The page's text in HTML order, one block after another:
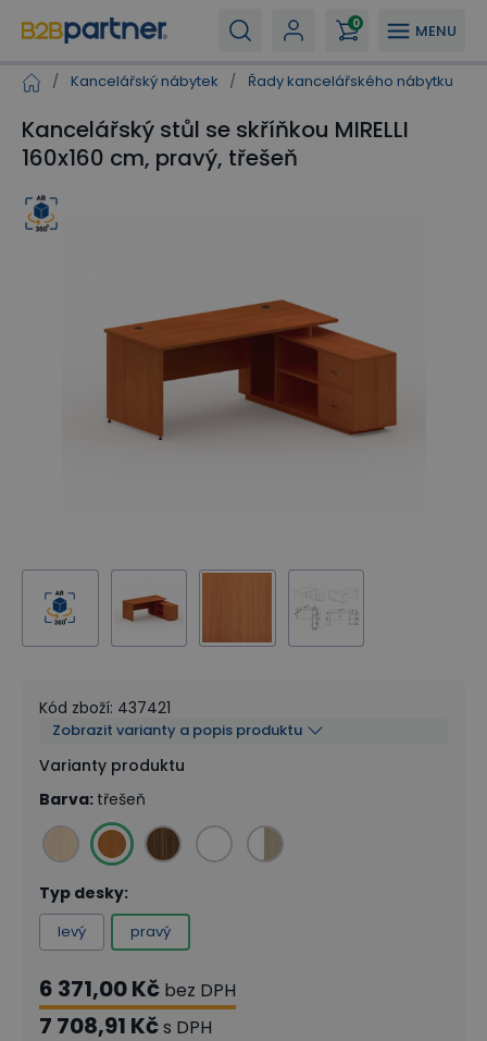
MENU
0
/ Kancelářský nábytek / Řady kancelářského nábytku
Kancelářský stůl se skříňkou MIRELLI
160x160 cm, pravý, třešeň
Kód zboží: 437421
Zobrazit varianty a popis produktu
Varianty produktu
Barva: třešeň
Typ desky:
levý pravý
6 371,00 Kč bez DPH
7 708,91 Kčs DPH